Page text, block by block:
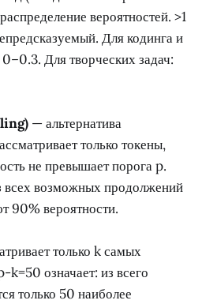
вероятностей. >1
Для кодинга и
Для творческих задач:
— альтернатива
только токены,
не превышает порога p.
всех возможных продолжений
90% вероятности.
только k самых
k=50 означает: из всего
только 50 наиболее